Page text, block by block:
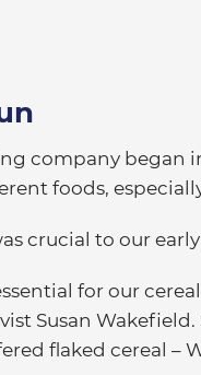
company began
foods,
crucial to our early
for our
Susan
flaked cereal –